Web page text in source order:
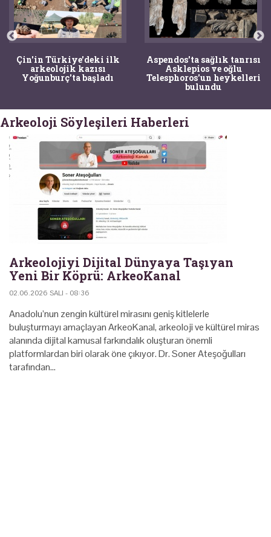
Çin'in Türkiye'deki ilk
arkeolojik kazısı
Yoğunburç'ta başladı
Aspendos'ta sağlık tanrısı
Asklepios ve oğlu
Telesphoros'un heykelleri
bulundu
Arkeoloji Söyleşileri Haberleri
Arkeolojiyi Dijital Dünyaya Taşıyan
Yeni Bir Köprü: ArkeoKanal
02.06.2026 SALI - 08:36
Anadolu’nun zengin kültürel mirasını geniş kitlelerle
buluşturmayı amaçlayan ArkeoKanal, arkeoloji ve kültürel miras
alanında dijital kamusal farkındalık oluşturan önemli
platformlardan biri olarak öne çıkıyor. Dr. Soner Ateşoğulları
tarafından…